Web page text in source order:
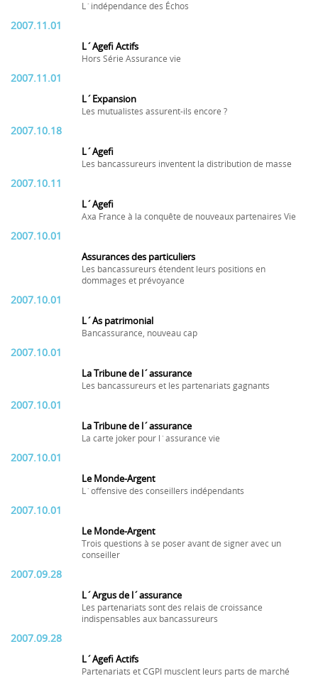
L´indépendance des Échos
2007.11.01
L´Agefi Actifs
Hors Série Assurance vie
2007.11.01
L´Expansion
Les mutualistes assurent-ils encore ?
2007.10.18
L´Agefi
Les bancassureurs inventent la distribution de masse
2007.10.11
L´Agefi
Axa France à la conquête de nouveaux partenaires Vie
2007.10.01
Assurances des particuliers
Les bancassureurs étendent leurs positions en
dommages et prévoyance
2007.10.01
L´As patrimonial
Bancassurance, nouveau cap
2007.10.01
La Tribune de l´assurance
Les bancassureurs et les partenariats gagnants
2007.10.01
La Tribune de l´assurance
La carte joker pour l´assurance vie
2007.10.01
Le Monde-Argent
L´offensive des conseillers indépendants
2007.10.01
Le Monde-Argent
Trois questions à se poser avant de signer avec un
conseiller
2007.09.28
L´Argus de l´assurance
Les partenariats sont des relais de croissance
indispensables aux bancassureurs
2007.09.28
L´Agefi Actifs
Partenariats et CGPI musclent leurs parts de marché